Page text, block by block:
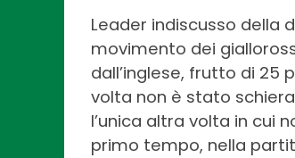
Leader indiscusso della
movimento dei
dall’inglese, frutto di 25
volta non è stato
l’unica altra volta in cui
primo tempo, nella